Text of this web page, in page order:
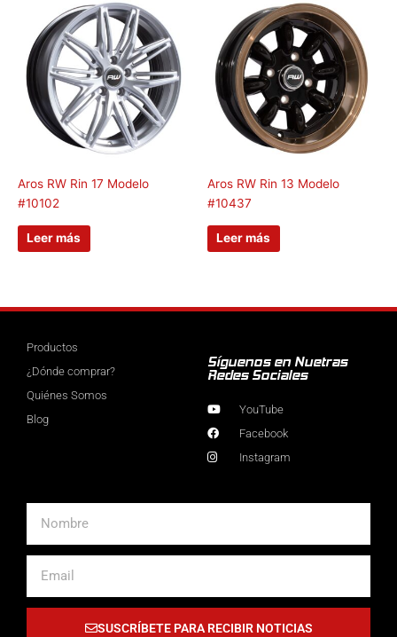
Aros RW Rin 17 Modelo
#10102
Leer más
Aros RW Rin 13 Modelo
#10437
Leer más
Productos
¿Dónde comprar?
Quiénes Somos
Blog
Síguenos en Nuetras
Redes Sociales
YouTube
Facebook
Instagram
SUSCRÍBETE PARA RECIBIR NOTICIAS